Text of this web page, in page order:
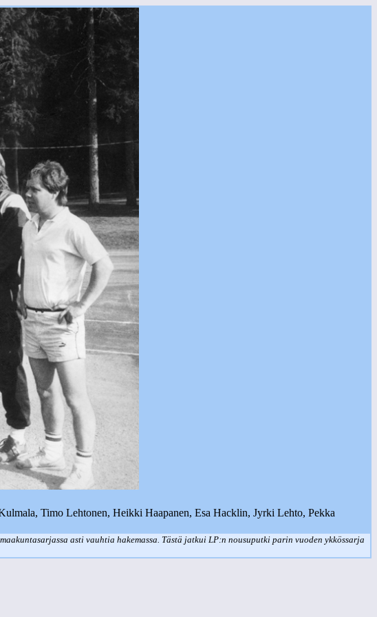
Timo Lehtonen, Heikki Haapanen, Esa Hacklin, Jyrki Lehto, Pekka
asti vauhtia hakemassa. Tästä jatkui LP:n nousuputki parin vuoden ykkössarja